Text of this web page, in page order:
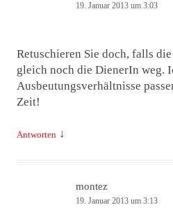
19. Januar 2013 um 3:03
Retuschieren Sie doch, falls
gleich noch die DienerIn weg.
Ausbeutungsverhältnisse
Zeit!
Antworten ↓
montez
19. Januar 2013 um 3:13